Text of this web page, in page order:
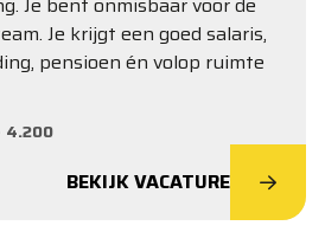
Je krijgt een goed salaris,
pensioen én volop ruimte
4.200
BEKIJK VACATURE